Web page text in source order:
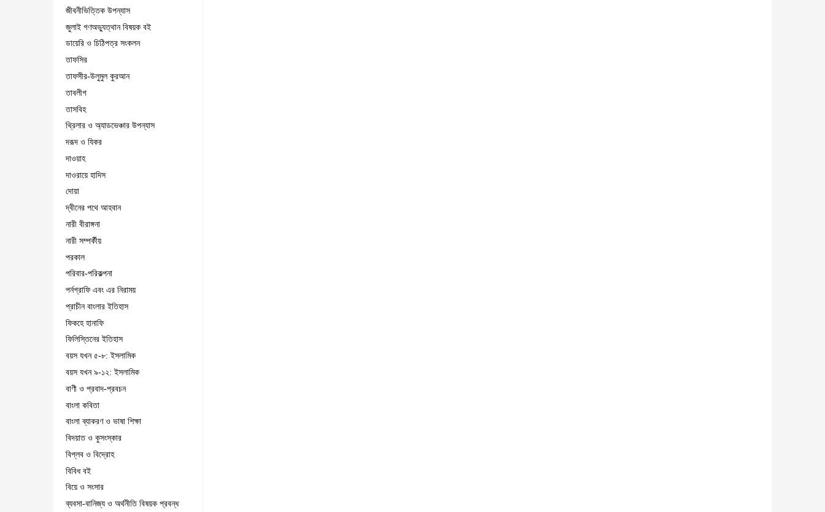
জীবনীভিত্তিক উপন্যাস
জুলাই গণঅভ্যুত্থান বিষয়ক বই
ডায়েরি ও চিঠিপত্র সংকলন
তাফসির
তাফসীর-উলুমুল কুরআন
তাবলীগ
তাসবিহ
থ্রিলার ও অ্যাডভেঞ্চার উপন্যাস
দরূদ ও যিকর
দাওয়াহ
দাওরায়ে হাদিস
দোয়া
দ্বীনের পথে আহবান
নারী বীরাঙ্গনা
নারী সম্পর্কীয়
পরকাল
পরিবার-পরিকল্পনা
পর্নগ্রাফি এবং এর নিরাময়
প্রাচীন বাংলার ইতিহাস
ফিকহে হানাফি
ফিলিস্তিনের ইতিহাস
বয়স যখন ৫-৮: ইসলামিক
বয়স যখন ৯-১২: ইসলামিক
বাণী ও প্রবাদ-প্রবচন
বাংলা কবিতা
বাংলা ব্যাকরণ ও ভাষা শিক্ষা
বিদয়াত ও কুসংস্কার
বিপ্লব ও বিদ্রোহ
বিবিধ বই
বিয়ে ও সংসার
ব্যবসা-বানিজ্য ও অর্থনীতি বিষয়ক প্রবন্ধ